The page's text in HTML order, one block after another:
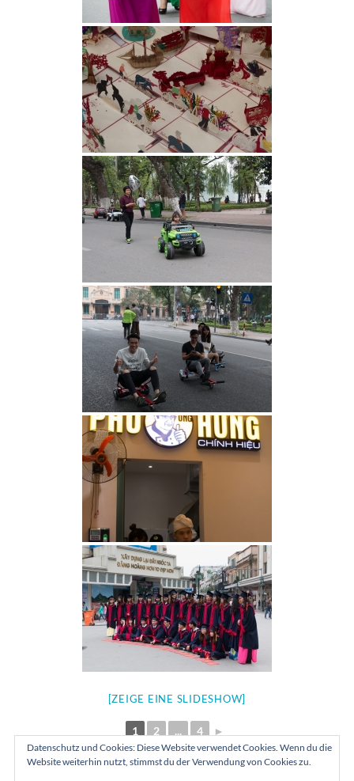
[ZEIGE EINE SLIDESHOW]
1 2 ... 4 ►
Datenschutz und Cookies: Diese Website verwendet Cookies. Wenn du die
Website weiterhin nutzt, stimmst du der Verwendung von Cookies zu.